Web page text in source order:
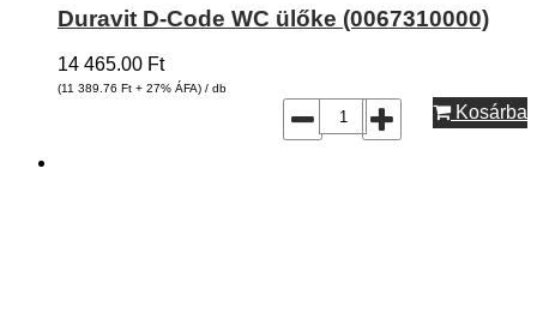
Duravit D-Code WC ülőke (0067310000)
14 465.00 Ft
(11 389.76 Ft + 27% ÁFA) / db
Kosárba